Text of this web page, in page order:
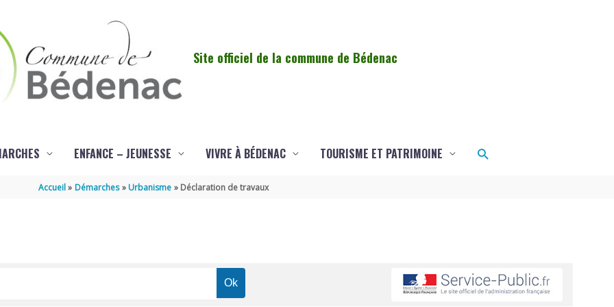
Site officiel de la commune de Bédenac
ENFANCE – JEUNESSE VIVRE À BÉDENAC TOURISME ET PATRIMOINE Rechercher
Accueil Démarches Urbanisme Déclaration de travaux